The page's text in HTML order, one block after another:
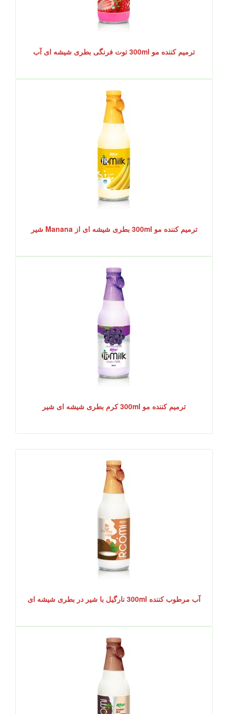
ترمیم کننده مو 300ml توت فرنگی بطری شیشه ای آب
ترمیم کننده مو 300ml بطری شیشه ای از Manana شیر
ترمیم کننده مو 300ml کرم بطری شیشه ای شیر
آب مرطوب کننده 300ml نارگیل با شیر در بطری شیشه ای